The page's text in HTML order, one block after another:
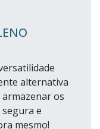
alternativa
os
e
mesmo!